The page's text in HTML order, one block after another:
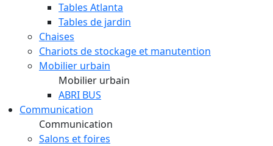
Tables Atlanta
Tables de jardin
Chaises
Chariots de stockage et manutention
Mobilier urbain
Mobilier urbain
ABRI BUS
Communication
Communication
Salons et foires